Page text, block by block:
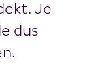
Je
dus